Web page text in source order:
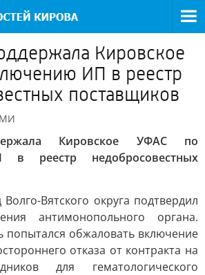
Кировское
ИП в реестр
поставщиков
Кировское УФАС по
реестр недобросовестных
Вятского округа подтвердил
антимонопольного органа.
попытался обжаловать включение
отказа от контракта на
для гематологического